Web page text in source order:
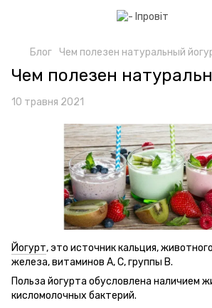
Блог Чем полезен натуральный
Чем полезен
10 травня 2021
Йогурт, это источник кальция,
железа, витаминов А, С, группы В.
Польза йогурта обусловлена наличием
кисломолочных бактерий.